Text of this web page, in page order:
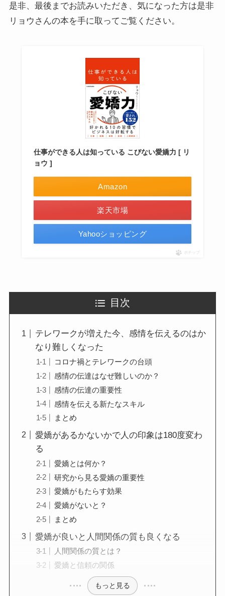
是非、最後までお読みいただき、気になった方は是非
リョウさんの本を手に取ってご覧ください。
仕事ができる人は知っている こびない愛嬌力 [ リ
ョウ ]
Amazon
楽天市場
Yahooショッピング
ポチップ
目次
テレワークが増えた今、感情を伝えるのはか
なり難しくなった
コロナ禍とテレワークの台頭
感情の伝達はなぜ難しいのか？
感情の伝達の重要性
感情を伝える新たなスキル
まとめ
愛嬌があるかないかで人の印象は180度変わ
る
愛嬌とは何か？
研究から見る愛嬌の重要性
愛嬌がもたらす効果
愛嬌がないと？
まとめ
愛嬌が良いと人間関係の質も良くなる
人間関係の質とは？
愛嬌と信頼の関係
もっと見る